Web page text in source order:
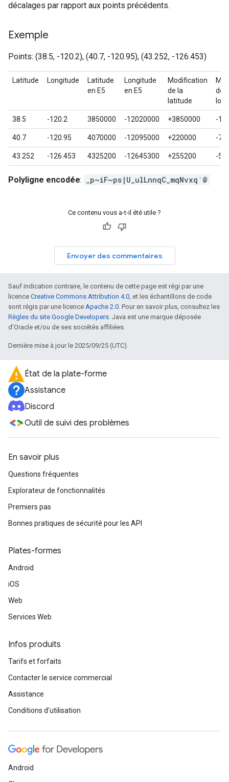
décalages par rapport aux points précédents.
Exemple
Points: (38.5, -120.2), (40.7, -120.95), (43.252, -126.453)
Latitude Longitude
Latitude
en E5
Longitude
en E5
Modification
de la
latitude
de
38.5 -120.2 3850000 -12020000 +3850000 -
40.7 -120.95 4070000 -12095000 +220000 -
43.252 -126.453 4325200 -12645300 +255200 -
Polyligne encodée: _p~iF~ps|U_ulLnnqC_mqNvxq`@
Ce contenu vous a-t-il été utile ?
Envoyer des commentaires
Sauf indication contraire, le contenu de cette page est régi par une
licence Creative Commons Attribution 4.0, et les échantillons de code
sont régis par une licence Apache 2.0. Pour en savoir plus, consultez les
Règles du site Google Developers. Java est une marque déposée
d'Oracle et/ou de ses sociétés affiliées.
Dernière mise à jour le 2025/09/25 (UTC).
État de la plate-forme
Assistance
Discord
Outil de suivi des problèmes
En savoir plus
Questions fréquentes
Explorateur de fonctionnalités
Premiers pas
Bonnes pratiques de sécurité pour les API
Plates-formes
Android
iOS
Web
Services Web
Infos produits
Tarifs et forfaits
Contacter le service commercial
Assistance
Conditions d'utilisation
Android